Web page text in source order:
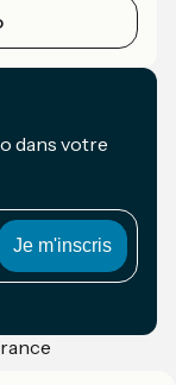
dans votre